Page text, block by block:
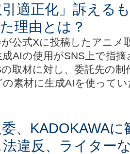
引適正化」訴える
理由とは？
公式Xに投稿したアニメ
AIの使用がSNS上で指
取材に対し、委託先の制
素材に生成AIを使って
、KADOKAWA
法違反、ライター